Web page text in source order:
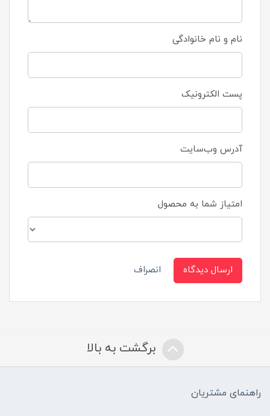
نام و نام خانوادگی
پست الکترونیک
آدرس وب‌سایت
امتیاز شما به محصول
ارسال دیدگاه انصراف
برگشت به بالا
راهنمای مشتریان